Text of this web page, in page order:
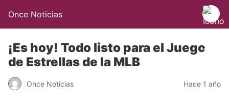
Once Noticias
¡Es hoy! Todo listo para el Juego
de Estrellas de la MLB
Once Noticias Hace 1 año